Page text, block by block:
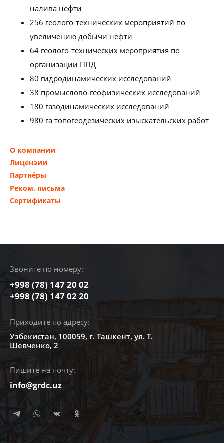
налива нефти
256 геолого-технических мероприятий по
увеличению добычи нефти
64 геолого-технических мероприятия по
организации ППД
80 гидродинамических исследований
38 промыслово-геофизических исследований
180 газодинамических исследований
980 га топогеодезических изыскательских работ
О компании
Лицензии
Партнёры
Реком. письма
Сертификаты
Звоните по номеру:
+998 (78) 147 20 02
+998 (78) 147 02 20
Приходите по адресу:
Узбекистан, 100059, г. Ташкент, ул. Т.
Шевченко, 2
Пишите на почту:
info@grdc.uz